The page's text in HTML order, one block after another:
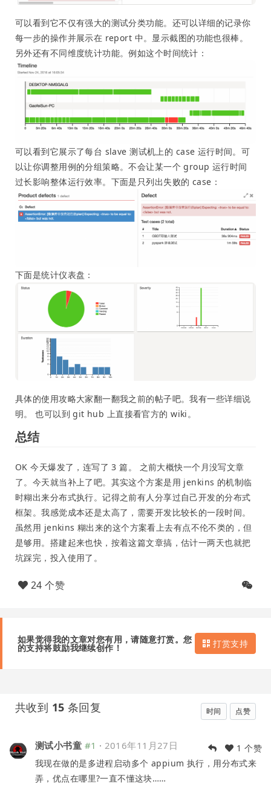
可以看到它不仅有强大的测试分类功能。还可以详细的记录你
每一步的操作并展示在 report 中。显示截图的功能也很棒。
另外还有不同维度统计功能。例如这个时间统计：
可以看到它展示了每台 slave 测试机上的 case 运行时间。可
以让你调整用例的分组策略。不会让某一个 group 运行时间
过长影响整体运行效率。下面是只列出失败的 case：
下面是统计仪表盘：
具体的使用攻略大家翻一翻我之前的帖子吧。我有一些详细说
明。 也可以到 git hub 上直接看官方的 wiki。
总结
OK 今天爆发了，连写了 3 篇。 之前大概快一个月没写文章
了。今天就当补上了吧。其实这个方案是用 jenkins 的机制临
时糊出来分布式执行。记得之前有人分享过自己开发的分布式
框架。我感觉成本还是太高了，需要开发比较长的一段时间。
虽然用 jenkins 糊出来的这个方案看上去有点不伦不类的，但
是够用。搭建起来也快，按着这篇文章搞，估计一两天也就把
坑踩完，投入使用了。
24 个赞
如果觉得我的文章对您有用，请随意打赏。您
的支持将鼓励我继续创作！ 打赏支持
共收到 15 条回复 时间 点赞
测试小书童 #1 · 2016年11月27日
1 个赞
我现在做的是多进程启动多个 appium 执行，用分布式来
弄，优点在哪里?一直不懂这块……